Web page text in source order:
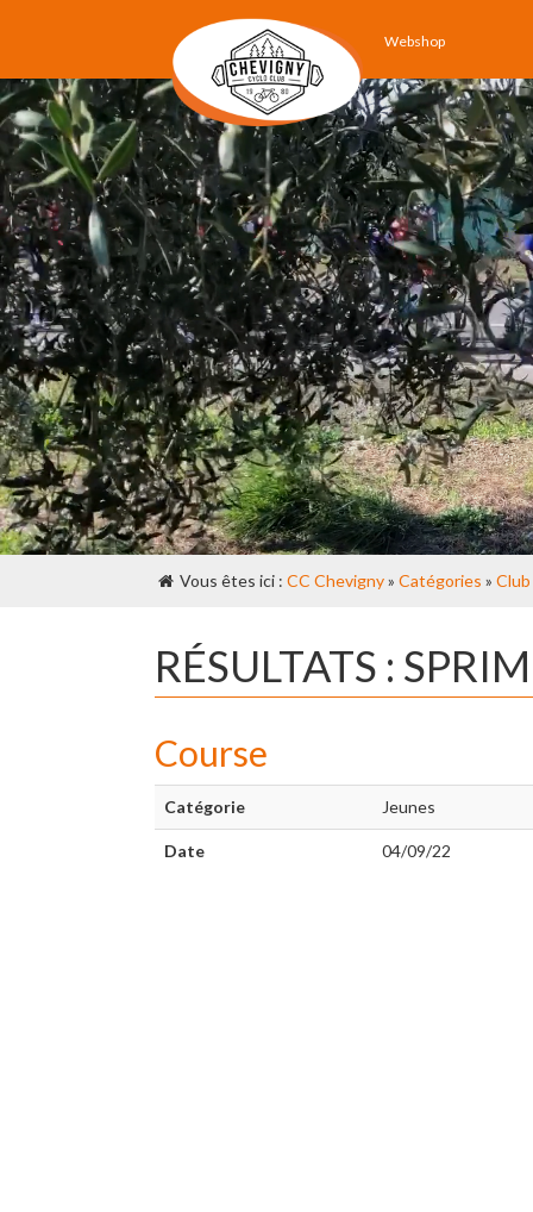
Webshop
Vous êtes ici : CC Chevigny» Catégories » Club
RÉSULTATS :
Course
Catégorie Jeunes
Date 04/09/22